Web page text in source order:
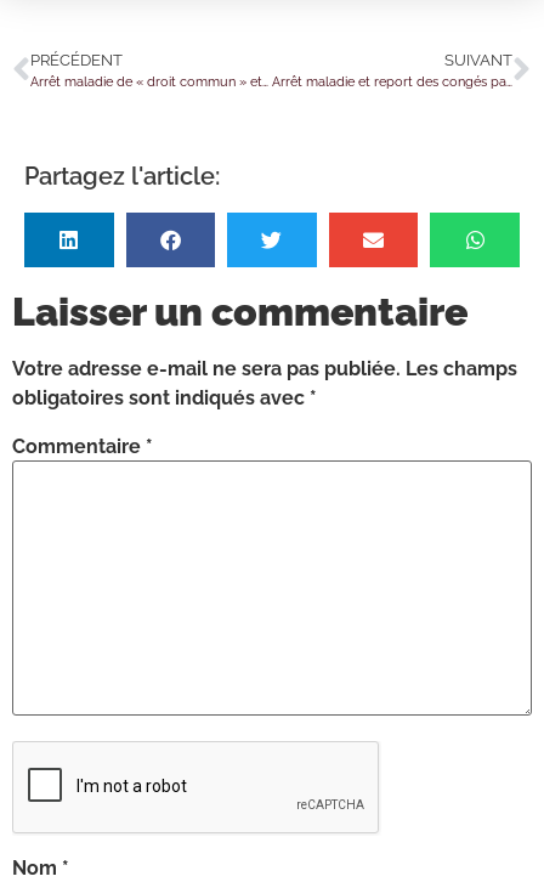
PRÉCÉDENT
Arrêt maladie de « droit commun » et congés payés : quelles nouveautés ?
SUIVANT
Arrêt maladie et report des congés payés : quelles nouveautés ?
Partagez l'article:
Laisser un commentaire
Votre adresse e-mail ne sera pas publiée. Les champs
obligatoires sont indiqués avec *
Commentaire *
Nom *